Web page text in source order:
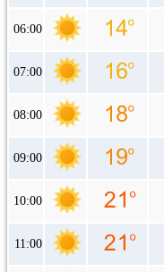
06:00
07:00
08:00
09:00
10:00
11:00